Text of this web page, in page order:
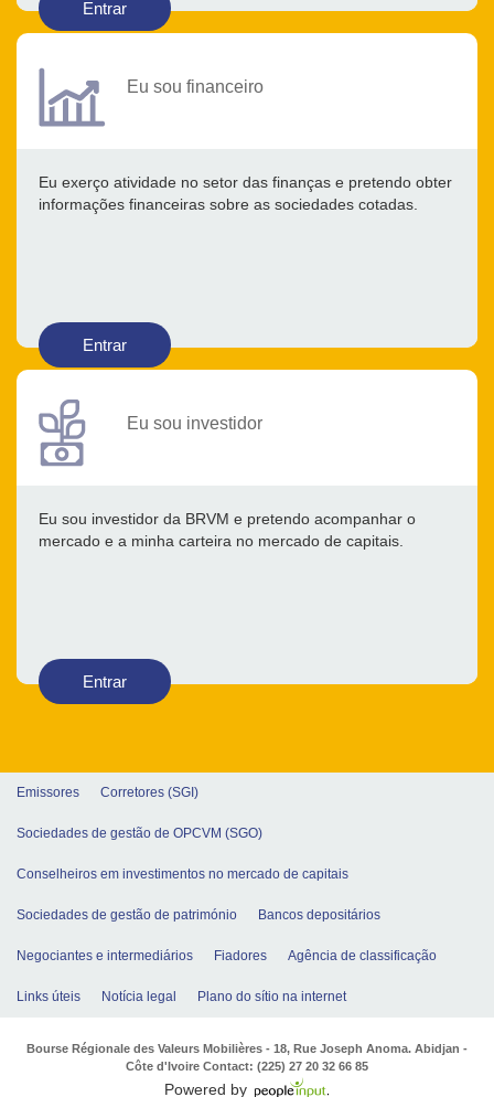
Entrar
Eu sou financeiro
Eu exerço atividade no setor das finanças e pretendo obter
informações financeiras sobre as sociedades cotadas.
Entrar
Eu sou investidor
Eu sou investidor da BRVM e pretendo acompanhar o
mercado e a minha carteira no mercado de capitais.
Entrar
Emissores Corretores (SGI)
Sociedades de gestão de OPCVM (SGO)
Conselheiros em investimentos no mercado de capitais
Sociedades de gestão de património Bancos depositários
Negociantes e intermediários Fiadores Agência de classificação
Links úteis Notícia legal Plano do sítio na internet
Bourse Régionale des Valeurs Mobilières - 18, Rue Joseph Anoma. Abidjan -
Côte d'Ivoire Contact: (225) 27 20 32 66 85
Powered by